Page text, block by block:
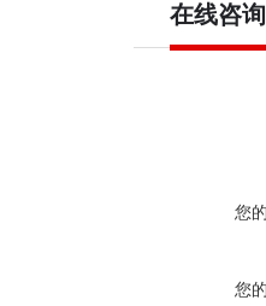
在线咨询
您
您